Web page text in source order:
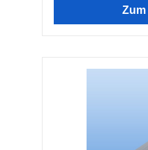
Geländerbau Fassadenbau Im
pulverbeschichtet
bauseits
nicht magnetisch
(bohren, sägen)
anodisieren geringes